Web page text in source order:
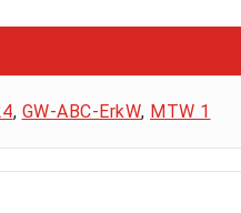
, GW-ABC-ErkW, MTW 1